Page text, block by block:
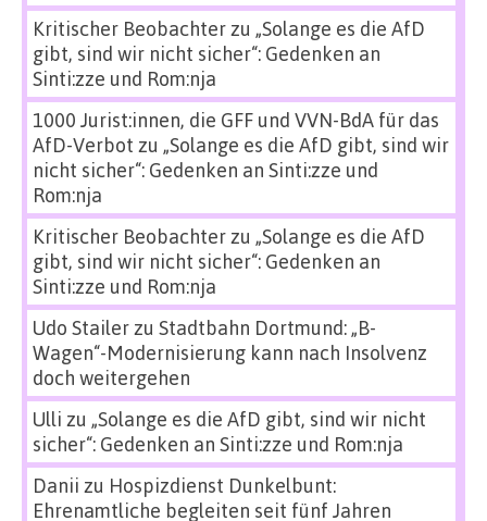
Kritischer Beobachterzu „Solange es die AfD
gibt, sind wir nicht sicher“: Gedenken an
Sinti:zze und Rom:nja
1000 Jurist:innen, die GFF und VVN-BdA für das
AfD-Verbot zu „Solange es die AfD gibt, sind wir
nicht sicher“: Gedenken an Sinti:zze und
Rom:nja
Kritischer Beobachterzu „Solange es die AfD
gibt, sind wir nicht sicher“: Gedenken an
Sinti:zze und Rom:nja
Udo Stailerzu Stadtbahn Dortmund: „B-
Wagen“-Modernisierung kann nach Insolvenz
doch weitergehen
Ulli zu „Solange es die AfD gibt, sind wir nicht
sicher“: Gedenken an Sinti:zze und Rom:nja
Danii zu Hospizdienst Dunkelbunt:
Ehrenamtliche begleiten seit fünf Jahren